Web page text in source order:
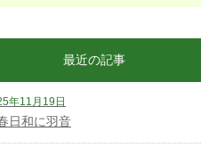
最近の記事
年11月19日
日和に羽音